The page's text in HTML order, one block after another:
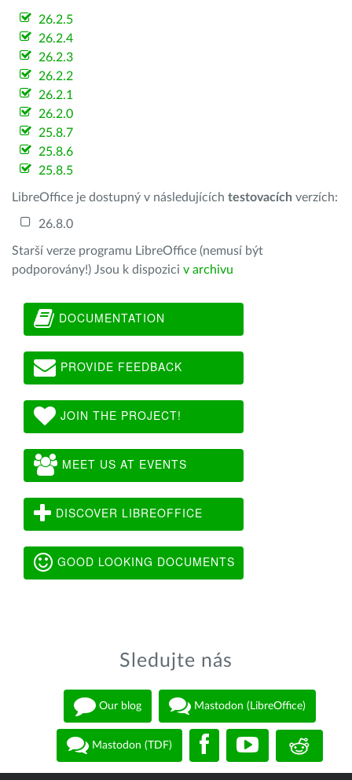
26.2.5
26.2.4
26.2.3
26.2.2
26.2.1
26.2.0
25.8.7
25.8.6
25.8.5
LibreOffice je dostupný v následujících testovacích verzích:
26.8.0
Starší verze programu LibreOffice (nemusí být
podporovány!) Jsou k dispozici v archivu
DOCUMENTATION
PROVIDE FEEDBACK
JOIN THE PROJECT!
MEET US AT EVENTS
DISCOVER LIBREOFFICE
GOOD LOOKING DOCUMENTS
Sledujte nás
Our blog Mastodon (LibreOffice)
Mastodon (TDF)